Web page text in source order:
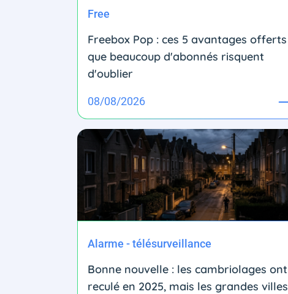
Free
Freebox Pop : ces 5 avantages offerts
que beaucoup d'abonnés risquent
d'oublier
08/08/2026
Alarme - télésurveillance
Bonne nouvelle : les cambriolages ont
reculé en 2025, mais les grandes villes